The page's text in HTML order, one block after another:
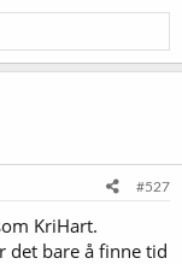
#527
KriHart.
det bare å finne tid